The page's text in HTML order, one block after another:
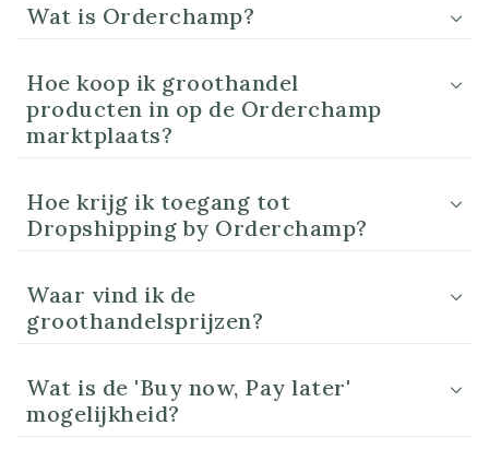
Wat is Orderchamp?
Hoe koop ik groothandel
producten in op de Orderchamp
marktplaats?
Hoe krijg ik toegang tot
Dropshipping by Orderchamp?
Waar vind ik de
groothandelsprijzen?
Wat is de 'Buy now, Pay later'
mogelijkheid?